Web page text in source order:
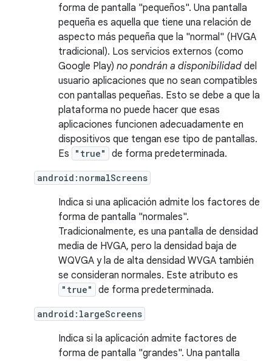
forma de pantalla "pequeños". Una pantalla
pequeña es aquella que tiene una relación de
aspecto más pequeña que la "normal" (HVGA
tradicional). Los servicios externos (como
Google Play) no pondrán a disponibilidad del
usuario aplicaciones que no sean compatibles
con pantallas pequeñas. Esto se debe a que la
plataforma no puede hacer que esas
aplicaciones funcionen adecuadamente en
dispositivos que tengan ese tipo de pantallas.
Es
"true" de forma predeterminada.
android:normalScreens
Indica si una aplicación admite los factores de
forma de pantalla "normales".
Tradicionalmente, es una pantalla de densidad
media de HVGA, pero la densidad baja de
WQVGA y la de alta densidad WVGA también
se consideran normales. Este atributo es
"true" de forma predeterminada.
android:largeScreens
Indica si la aplicación admite factores de
forma de pantalla "grandes". Una pantalla